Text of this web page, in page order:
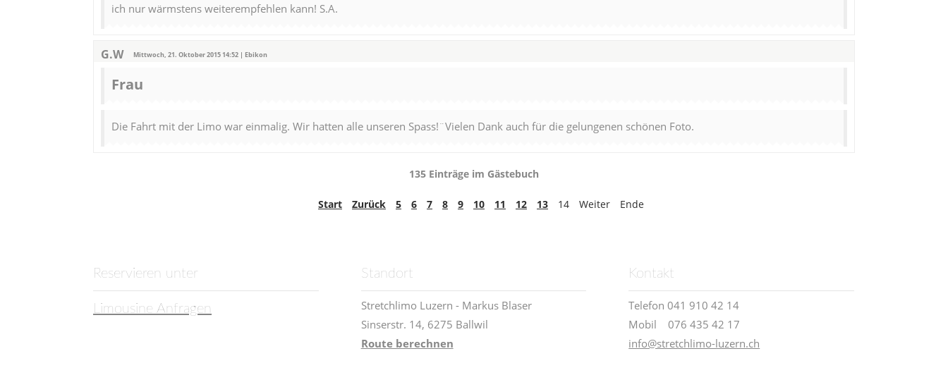
ich nur wärmstens weiterempfehlen kann! S.A.
G.W Mittwoch, 21. Oktober 2015 14:52 | Ebikon
Frau
Die Fahrt mit der Limo war einmalig. Wir hatten alle unseren Spass!¨Vielen Dank auch für die gelungenen schönen Foto.
135 Einträge im Gästebuch
Start Zurück 5 6 7 8 9 10 11 12 13 14 Weiter Ende
Reservieren unter
Limousine Anfragen
Standort
Stretchlimo Luzern - Markus Blaser
Sinserstr. 14, 6275 Ballwil
Route berechnen
Kontakt
Telefon 041 910 42 14
Mobil 076 435 42 17
info@stretchlimo-luzern.ch